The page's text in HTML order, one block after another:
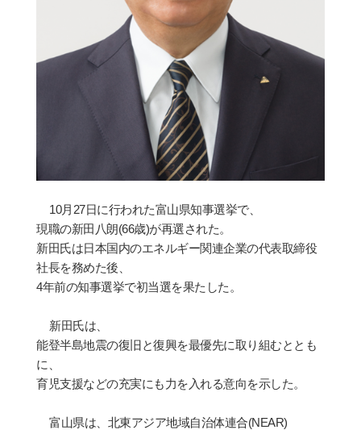
10月 27日に行われた富山県知事選挙で、
現職の新田八朗(66歳)が再選された。
新田氏は日本国内のエネルギー関連企業の代表取締役
社長を務めた後、
4年前の知事選挙で初当選を果たした。
新田氏は、
能登半島地震の復 旧と復興を最優先に取り組むととも
に、
育児支援などの充実にも力を入れる意向を示した。
富山県は、北東アジア地域自治体連合(NEAR)